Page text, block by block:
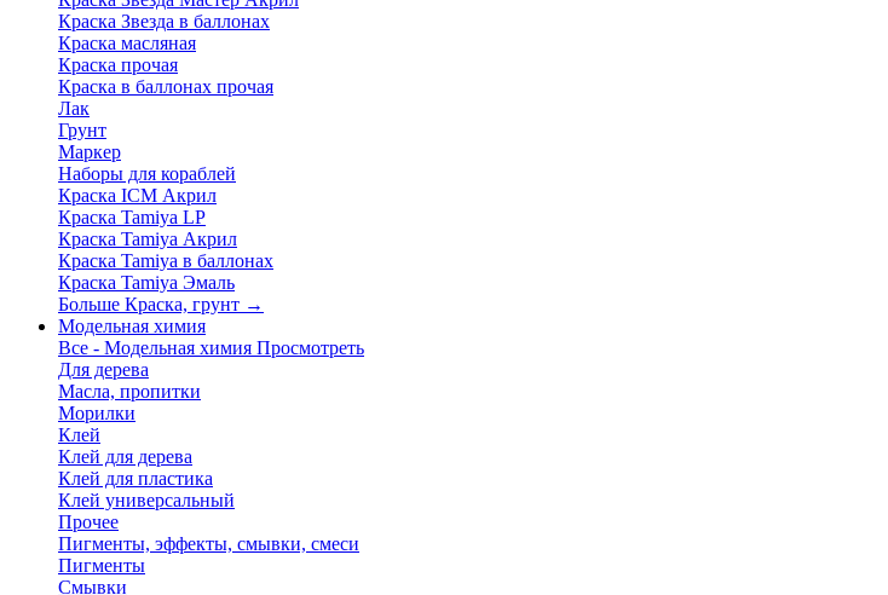
Краска Звезда в баллонах
Краска масляная
Краска прочая
Краска в баллонах прочая
Лак
Грунт
Маркер
Наборы для кораблей
Краска ICM Акрил
Краска Tamiya LP
Краска Tamiya Акрил
Краска Tamiya в баллонах
Краска Tamiya Эмаль
Больше Краска, грунт →
Модельная химия
Все - Модельная химия Просмотреть
Для дерева
Масла, пропитки
Морилки
Клей
Клей для дерева
Клей для пластика
Клей универсальный
Прочее
Пигменты, эффекты, смывки, смеси
Пигменты
Смывки